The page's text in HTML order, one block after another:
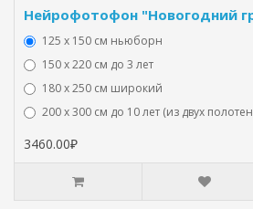
Нейрофотофон "Новогодний
125 x 150 см ньюборн
150 х 220 см до 3 лет
180 х 250 см широкий
200 х 300 см до 10 лет (из двух
3460.00₽